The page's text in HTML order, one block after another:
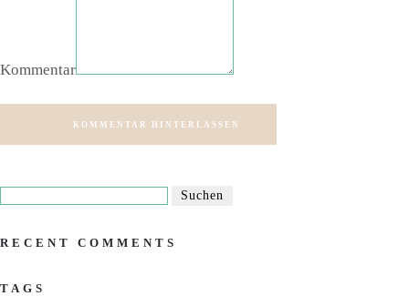
Kommentar
KOMMENTAR HINTERLASSEN
RECENT COMMENTS
TAGS